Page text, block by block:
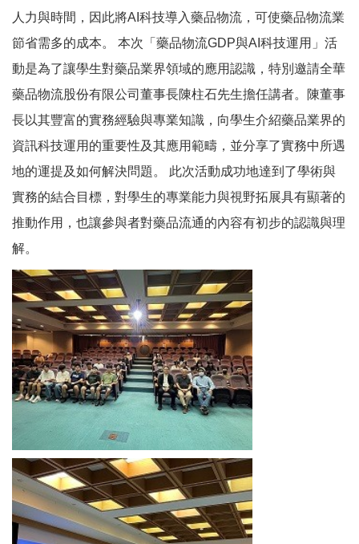
人力與時間，因此將AI科技導入藥品物流，可使藥品物流業
節省需多的成本。 本次「藥品物流GDP與AI科技運用」活
動是為了讓學生對藥品業界領域的應用認識，特別邀請全華
藥品物流股份有限公司董事長陳柱石先生擔任講者。陳董事
長以其豐富的實務經驗與專業知識，向學生介紹藥品業界的
資訊科技運用的重要性及其應用範疇，並分享了實務中所遇
地的運提及如何解決問題。 此次活動成功地達到了學術與
實務的結合目標，對學生的專業能力與視野拓展具有顯著的
推動作用，也讓參與者對藥品流通的內容有初步的認識與理
解。